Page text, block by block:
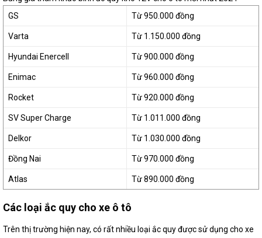
GS
Từ 950.000 đồng
Varta Từ 1.150.000 đồng
Hyundai Enercell Từ 900.000 đồng
Enimac Từ 960.000 đồng
Rocket Từ 920.000 đồng
SV Super Charge Từ 1.011.000 đồng
Delkor Từ 1.030.000 đồng
Đồng Nai Từ 970.000 đồng
Atlas Từ 890.000 đồng
Các loại ắc quy cho xe ô tô
Trên thị trường hiện nay, có rất nhiều loại ắc quy được sử dụng cho xe